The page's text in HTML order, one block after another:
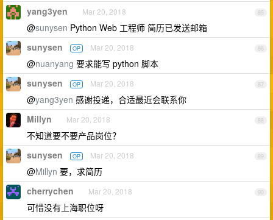
85
yang3yen Mar 20, 2018
@sunysen Python Web 工程师 简历已发送邮箱
86
sunysen OP Mar 20, 2018
@nuanyang 要求能写 python 脚本
87
sunysen OP Mar 20, 2018
@yang3yen 感谢投递，合适最近会联系你
88
Millyn Mar 20, 2018
不知道要不要产品岗位？
89
sunysen OP Mar 20, 2018
@Millyn 要，求简历
90
cherrychen Mar 20, 2018
可惜没有上海职位呀